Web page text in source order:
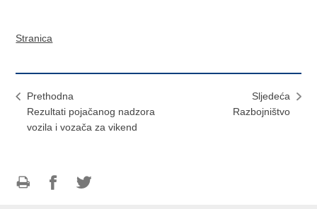
Stranica
Prethodna
Rezultati pojačanog nadzora
vozila i vozača za vikend
Sljedeća
Razbojništvo